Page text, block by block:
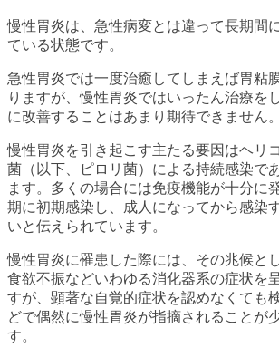
慢性胃炎は、急性病変とは違って長期間
ている状態です。
急性胃炎では一度治癒してしまえば胃粘
りますが、慢性胃炎ではいったん治療を
に改善することはあまり期待できません。
慢性胃炎を引き起こす主たる要因はヘリ
菌（以下、ピロリ菌）による持続感染で
ます。多くの場合には免疫機能が十分に
期に初期感染し、成人になってから感染
いと伝えられています。
慢性胃炎に罹患した際には、その兆候と
食欲不振などいわゆる消化器系の症状を
すが、顕著な自覚的症状を認めなくても
どで偶然に慢性胃炎が指摘されることが
す。